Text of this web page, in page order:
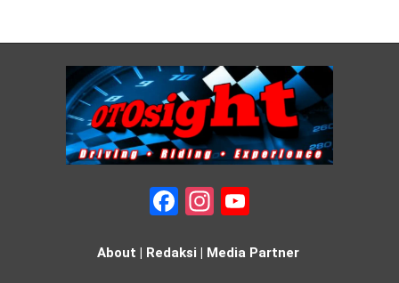
Facebook
Instagram
About | Redaksi | Media Partner